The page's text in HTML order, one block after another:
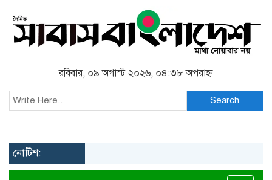
রবিবার, ০৯ অগাস্ট ২০২৬, ০৪:৩৮ অপরাহ্ন
Search
নোটিশ: